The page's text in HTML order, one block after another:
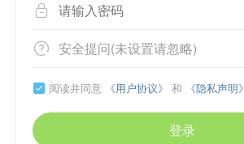

 安全提问(未设置请忽略)
 阅读并同意 《用户协议》 和 《隐私声明》
登录